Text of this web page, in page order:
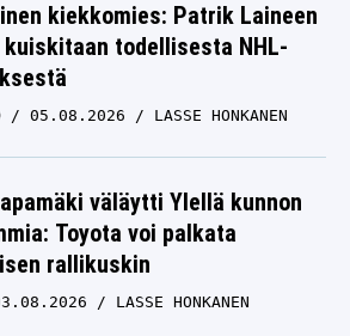
kiekkomies: Patrik Laineen
kuiskitaan todellisesta NHL-
05.08.2026 LASSE HONKANEN
väläytti Ylellä kunnon
Toyota voi palkata
rallikuskin
LASSE HONKANEN